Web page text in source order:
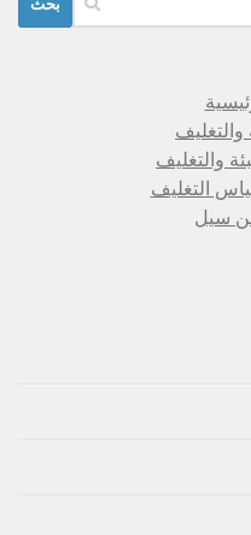
والتغليف
والتغليف
التغليف
سيل